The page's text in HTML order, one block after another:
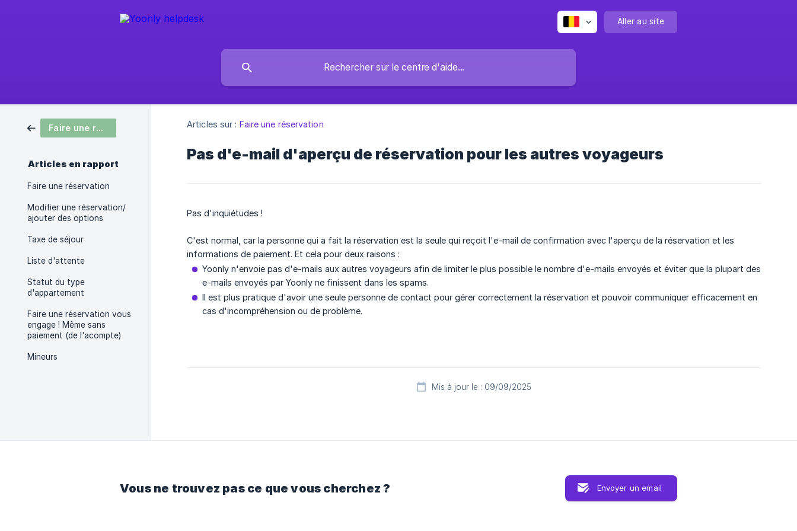
Aller au site
Faire une réservation
Articles en rapport
Faire une réservation
Modifier une réservation/
ajouter des options
Taxe de séjour
Liste d'attente
Statut du type
d'appartement
Faire une réservation vous
engage ! Même sans
paiement (de l'acompte)
Mineurs
Articles sur : Faire une réservation
Pas d'e-mail d'aperçu de réservation pour les autres voyageurs
Pas d'inquiétudes !
C'est normal, car la personne qui a fait la réservation est la seule qui reçoit l'e-mail de confirmation avec l'aperçu de la réservation et les
informations de paiement. Et cela pour deux raisons :
Yoonly n'envoie pas d'e-mails aux autres voyageurs afin de limiter le plus possible le nombre d'e-mails envoyés et éviter que la plupart des
e-mails envoyés par Yoonly ne finissent dans les spams.
Il est plus pratique d'avoir une seule personne de contact pour gérer correctement la réservation et pouvoir communiquer efficacement en
cas d'incompréhension ou de problème.
Mis à jour le : 09/09/2025
Vous ne trouvez pas ce que vous cherchez ? Envoyer un email